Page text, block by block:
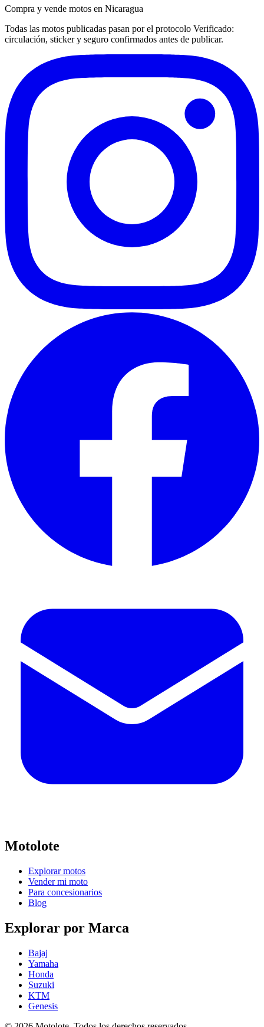
Compra y vende motos en Nicaragua
Todas las motos publicadas pasan por el protocolo Verificado:
circulación, sticker y seguro confirmados antes de publicar.
Motolote
Explorar motos
Vender mi moto
Para concesionarios
Blog
Explorar por Marca
Bajaj
Yamaha
Honda
Suzuki
KTM
Genesis